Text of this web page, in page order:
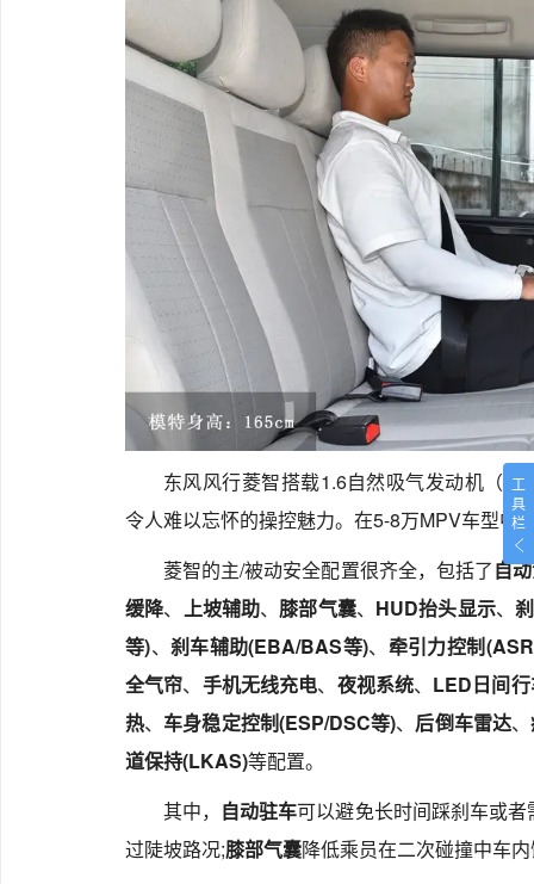
工
具
栏
东风风行菱智搭载1.6自然吸气发动机（
令人难以忘怀的操控魅力。在5-8万MPV车型中
菱智的主/被动安全配置很齐全，包括了自
缓降、 上坡辅助、 膝部气囊、 HUD抬头显示、
等)、刹车辅助(EBA/BAS等)、 牵引力控制
全气帘、 手机无线充电、 夜视系统、 LED日间
热、 车身稳定控制(ESP/DSC等)、 后倒车雷达、
道保持(LKAS)等配置。
其中， 自动驻车可以避免长时间踩刹车或
过陡坡路况;膝部气囊降低乘员在二次碰撞中车